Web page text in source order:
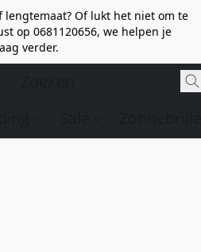
lengtemaat? Of lukt het niet om te
op 0681120656, we helpen je
verder.